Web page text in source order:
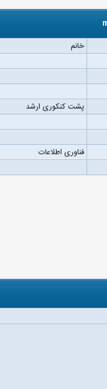
خانم
پشت کنکوری ارشد
فناوری اطلاعات